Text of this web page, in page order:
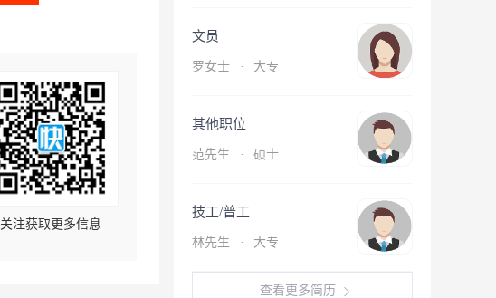
关注获取更多信息
文员
罗女士 · 大专
其他职位
范先生 · 硕士
技工/普工
林先生 · 大专
查看更多简历